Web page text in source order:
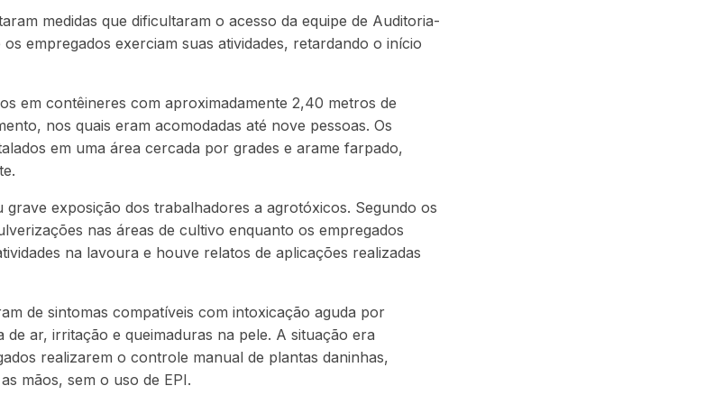
medidas que dificultaram o acesso da equipe de Auditoria-
empregados exerciam suas atividades, retardando o início
em contêineres com aproximadamente 2,40 metros de
nos quais eram acomodadas até nove pessoas. Os
em uma área cercada por grades e arame farpado,
exposição dos trabalhadores a agrotóxicos. Segundo os
nas áreas de cultivo enquanto os empregados
na lavoura e houve relatos de aplicações realizadas
de sintomas compatíveis com intoxicação aguda por
ar, irritação e queimaduras na pele. A situação era
realizarem o controle manual de plantas daninhas,
mãos, sem o uso de EPI.